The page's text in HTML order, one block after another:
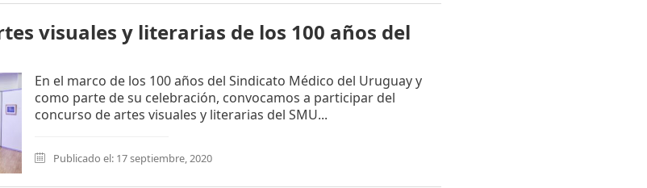
visuales y literarias de los 100 años del
En el marco de los 100 años del Sindicato Médico del Uruguay y
como parte de su celebración, convocamos a participar del
concurso de artes visuales y literarias del SMU...
Publicado el: 17 septiembre, 2020